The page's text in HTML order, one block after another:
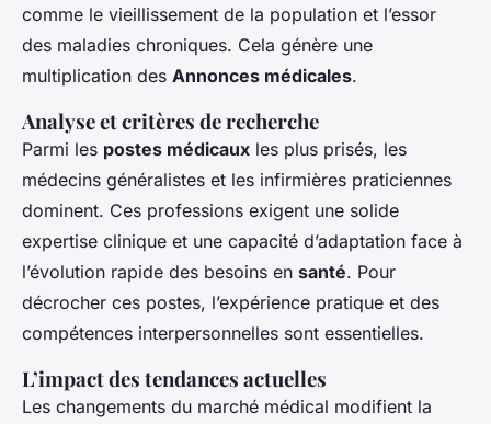
comme le vieillissement de la population et l’essor
des maladies chroniques. Cela génère une
multiplication des Annonces médicales.
Analyse et critères de recherche
Parmi les postes médicaux les plus prisés, les
médecins généralistes et les infirmières praticiennes
dominent. Ces professions exigent une solide
expertise clinique et une capacité d’adaptation face à
l’évolution rapide des besoins en santé. Pour
décrocher ces postes, l’expérience pratique et des
compétences interpersonnelles sont essentielles.
L’impact des tendances actuelles
Les changements du marché médical modifient la